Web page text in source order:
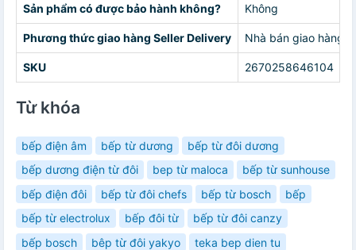
Sản phẩm có được bảo hành không? Không
Phương thức giao hàng Seller Delivery Nhà bán giao hàng
SKU 2670258646104
Từ khóa
bếp điện âm bếp từ dương
bếp từ đôi dương
bếp dương điện từ đôi
bep từ maloca
bếp từ sunhouse
bếp điện đôi
bếp từ đôi chefs bếp từ bosch
bếp
bếp từ electrolux
bếp đôi từ
bếp từ đôi canzy
bếp bosch
bêp từ đôi yakyo
teka bep dien tu